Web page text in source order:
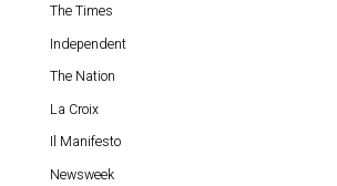
The Times
Independent
The Nation
La Croix
Il Manifesto
Newsweek